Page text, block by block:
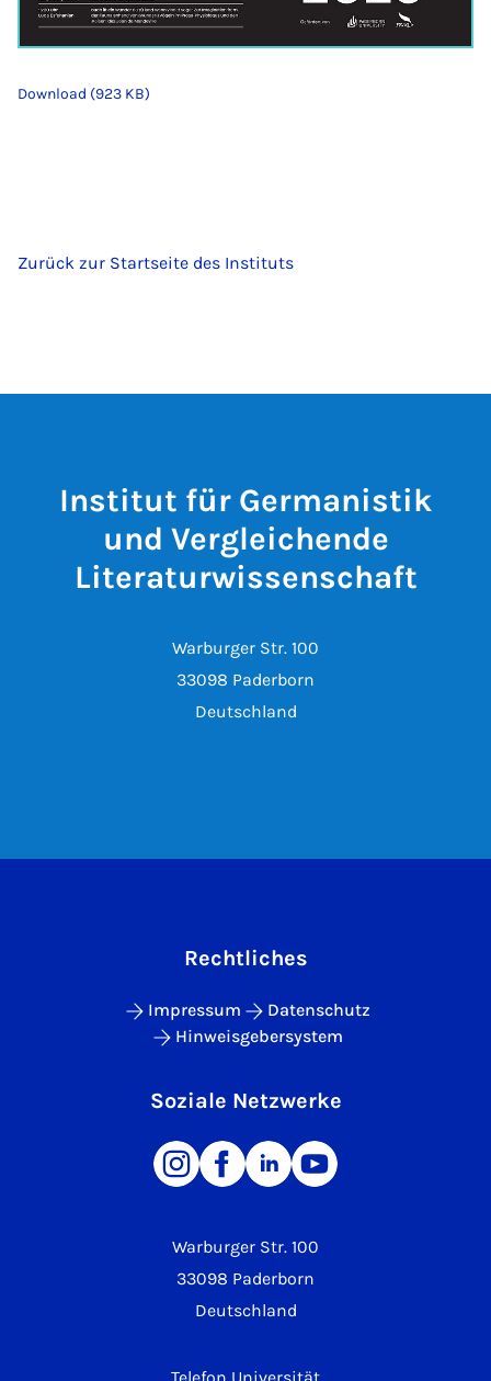
Download (923 KB)
Zurück zur Startseite des Instituts
Institut für Germanistik
und Vergleichende
Literaturwissenschaft
Warburger Str. 100
33098 Paderborn
Deutschland
Warburger Str. 100
33098 Paderborn
Deutschland
Rechtliches
Impressum
Datenschutz
Hinweisgebersystem
Soziale Netzwerke